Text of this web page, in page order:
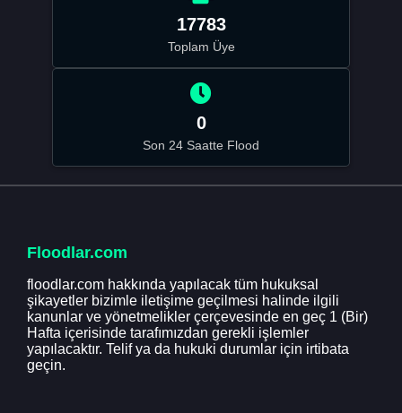
17783
Toplam Üye
0
Son 24 Saatte Flood
Floodlar.com
floodlar.com hakkında yapılacak tüm hukuksal
şikayetler bizimle iletişime geçilmesi halinde ilgili
kanunlar ve yönetmelikler çerçevesinde en geç 1 (Bir)
Hafta içerisinde tarafımızdan gerekli işlemler
yapılacaktır. Telif ya da hukuki durumlar için irtibata
geçin.